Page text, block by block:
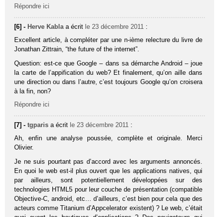
Répondre ici
[6] - Herve Kabla a écrit le 23 décembre 2011 :
Excellent article, à compléter par une n-ième relecture du livre de
Jonathan Zittrain, “the future of the internet”.
Question: est-ce que Google – dans sa démarche Android – joue
la carte de l’appification du web? Et finalement, qu’on aille dans
une direction ou dans l’autre, c’est toujours Google qu’on croisera
à la fin, non?
Répondre ici
[7] -tgparis a écrit le 23 décembre 2011 :
Ah, enfin une analyse poussée, complète et originale. Merci
Olivier.
Je ne suis pourtant pas d’accord avec les arguments annoncés.
En quoi le web est-il plus ouvert que les applications natives, qui
par ailleurs, sont potentiellement développées sur des
technologies HTML5 pour leur couche de présentation (compatible
Objective-C, android, etc… d’ailleurs, c’est bien pour cela que des
acteurs comme Titanium d’Appcelerator existent) ? Le web, c’était